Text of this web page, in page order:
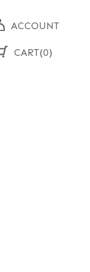
ACCOUNT
CART(0)